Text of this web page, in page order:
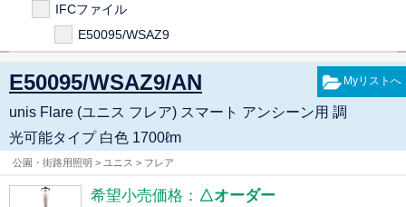
IFCファイル
E50095/WSAZ9
E50095/WSAZ9/AN
unis Flare (ユニス フレア) スマート アンシーン用 調
光可能タイプ 白色 1700ℓm
公園・街路用照明 > ユニス > フレア
希望小売価格： △オーダー